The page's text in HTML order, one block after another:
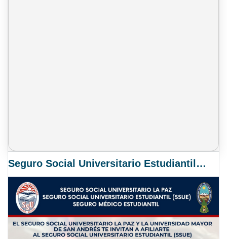
Seguro Social Universitario Estudiantil SSUE